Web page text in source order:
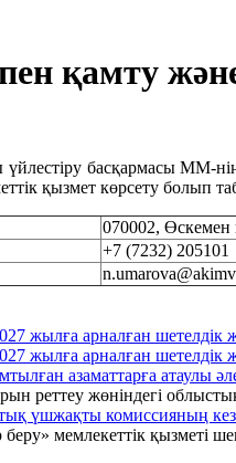
және
басқармасы ММ-нің
қызмет көрсету болып
070002, Өскемен
+7 (7232) 205101
жылға арналған шетелдік
жылға арналған шетелдік
азаматтарға атаулы
үшжақты комиссияның